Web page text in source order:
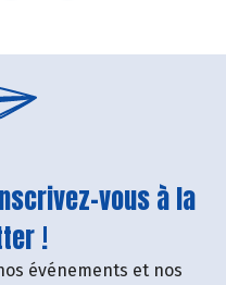
vous à la
!
événements et nos